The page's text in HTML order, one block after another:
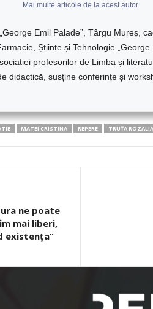
Mai multe articole de la acest autor
Emil Palade”, Târgu Mureș,
Științe și Tehnologie „George
profesorilor de Limba și
didactică, susține conferințe și
MATEI CRISTINA REPERE TRUȚA ROZALIA
ne poate
mai liberi,
existența”